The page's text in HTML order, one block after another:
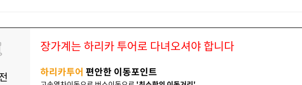
08.23
장가계는 하리카 투어로 다녀오셔야 합니다
하리카투어 편안한 이동포인트